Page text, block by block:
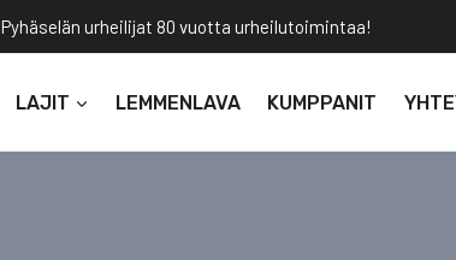
Pyhäselän urheilijat 80 vuotta urheilutoimintaa!
LAJIT LEMMENLAVA KUMPPANIT